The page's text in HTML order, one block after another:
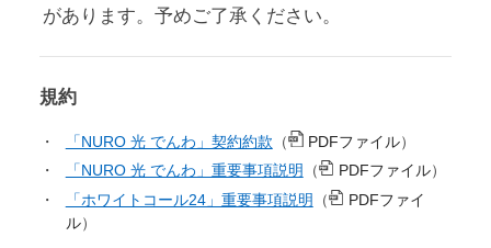
があります。予めご了承ください。
規約
「NURO 光 でんわ」契約約款 （ PDFファイル）
「NURO 光 でんわ」重要事項説明
（ PDFファイル）
「ホワイトコール24」重要事項説明
（
PDFファイ
ル）